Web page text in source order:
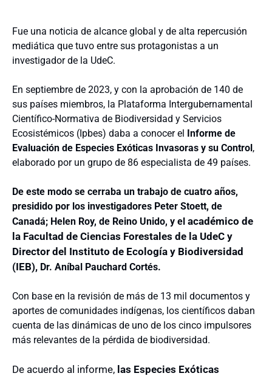
Fue una noticia de alcance global y de alta repercusión
mediática que tuvo entre sus protagonistas a un
investigador de la UdeC.
En septiembre de 2023, y con la aprobación de 140 de
sus países miembros, la Plataforma Intergubernamental
Científico-Normativa de Biodiversidad y Servicios
Ecosistémicos (Ipbes) daba a conocer el Informe de
Evaluación de Especies Exóticas Invasoras y su Control,
elaborado por un grupo de 86 especialista de 49 países.
De este modo se cerraba un trabajo de cuatro años,
presidido por los investigadores Peter Stoett, de
Canadá; Helen Roy, de Reino Unido, y el académico de
la Facultad de Ciencias Forestales de la UdeC y
Director del Instituto de Ecología y Biodiversidad
(IEB), Dr. Aníbal Pauchard Cortés.
Con base en la revisión de más de 13 mil documentos y
aportes de comunidades indígenas, los científicos daban
cuenta de las dinámicas de uno de los cinco impulsores
más relevantes de la pérdida de biodiversidad.
De acuerdo al informe, las Especies Exóticas